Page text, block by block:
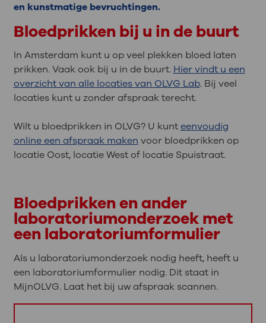
en kunstmatige bevruchtingen.
Bloedprikken bij u in de buurt
In Amsterdam kunt u op veel plekken bloed laten
prikken. Vaak ook bij u in de buurt. Hier vindt u een
overzicht van alle locaties van OLVG Lab. Bij veel
locaties kunt u zonder afspraak terecht.
Wilt u bloedprikken in OLVG? U kunteenvoudig
online een afspraak maken voor bloedprikken op
locatie Oost, locatie West of locatie Spuistraat.
Bloedprikken en ander
laboratoriumonderzoek met
een laboratoriumformulier
Als u laboratoriumonderzoek nodig heeft, heeft u
een laboratoriumformulier nodig. Dit staat in
MijnOLVG. Laat het bij uw afspraak scannen.